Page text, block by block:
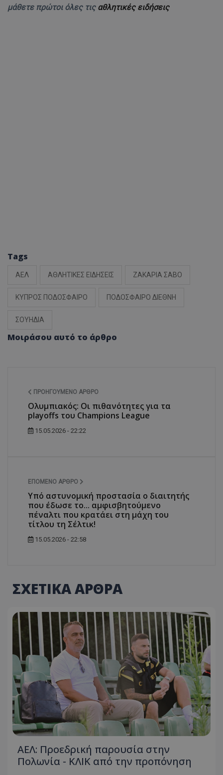
μάθετε πρώτοι όλες τις αθλητικές ειδήσεις
Tags
ΑΕΛ ΑΘΛΗΤΙΚΕΣ ΕΙΔΗΣΕΙΣ ΖΑΚΑΡΙΑ ΣΑΒΟ
ΚΥΠΡΟΣ ΠΟΔΟΣΦΑΙΡΟ ΠΟΔΟΣΦΑΙΡΟ ΔΙΕΘΝΗ
ΣΟΥΗΔΙΑ
Μοιράσου αυτό το άρθρο
ΠΡΟΗΓΟΎΜΕΝΟ ΆΡΘΡΟ
Ολυμπιακός: Οι πιθανότητες για τα
playoffs του Champions League
15.05.2026 - 22:22
ΕΠΌΜΕΝΟ ΆΡΘΡΟ
Υπό αστυνομική προστασία ο διαιτητής
που έδωσε το... αμφισβητούμενο
πέναλτι που κρατάει στη μάχη του
τίτλου τη Σέλτικ!
15.05.2026 - 22:58
ΣΧΕΤΙΚΑ ΑΡΘΡΑ
ΑΕΛ: Προεδρική παρουσία στην
Πολωνία - ΚΛΙΚ από την προπόνηση